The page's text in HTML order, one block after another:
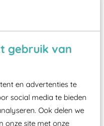
gebruik van
en advertenties te
social media te bieden
Ook delen we
onze site met onze
meter een speciale
verplicht is
of boomschors?